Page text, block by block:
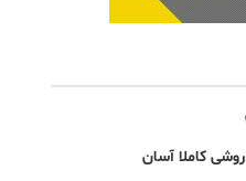
کاملا آسان